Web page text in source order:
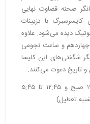
صحنه قضاوت نهایی
با تزیینات
دیده می‌شود. علاوه
و ساعت نجومی
از دیگر شگفتی‌های این کلیسا
و تاریخ دعوت می‌کنند.
ساعات بازدید: دوشنبه تا شنبه ۸:۳۰ تا ۱۱:۱۵ صبح و ۱۲:۴۵ تا ۵:۴۵